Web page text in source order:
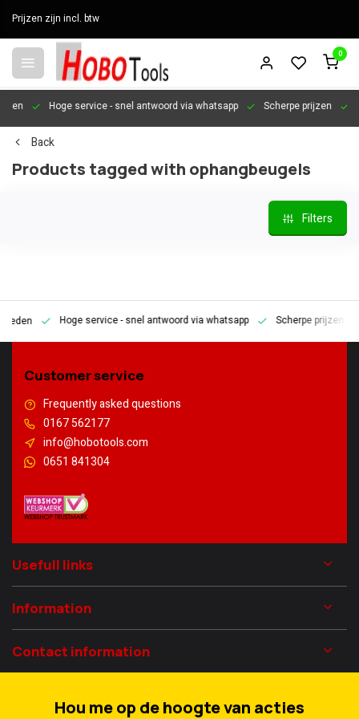
Prijzen zijn incl. btw
0
Hoge service- snel antwoord via whatsapp Scherpe prijzen
Back
Products tagged with ophangbeugels
Filters
Hoge service- snel antwoord via whatsapp Scherpe prijzen
Customer service
Frequently asked questions
0167 562177
info@hobotools.com
0651 841304
Usefull links
Information
Contact information
Hou me op de hoogte van acties